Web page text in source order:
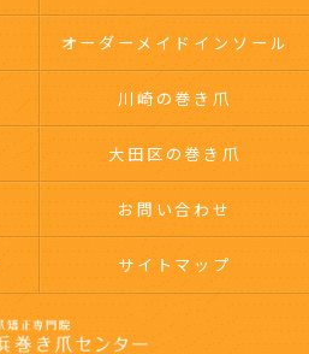
オーダーメイドインソール
川崎の巻き爪
大田区の巻き爪
お問い合わせ
サイトマップ